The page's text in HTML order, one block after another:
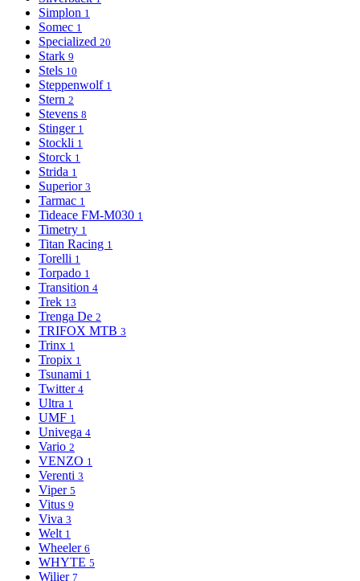
Simplon 1
Somec 1
Specialized 20
Stark 9
Stels 10
Steppenwolf 1
Stern 2
Stevens 8
Stinger 1
Stockli 1
Storck 1
Strida 1
Superior 3
Tarmac 1
Tideace FM-M030 1
Timetry 1
Titan Racing 1
Torelli 1
Torpado 1
Transition 4
Trek 13
Trenga De 2
TRIFOX MTB 3
Trinx 1
Tropix 1
Tsunami 1
Twitter 4
Ultra 1
UMF 1
Univega 4
Vario 2
VENZO 1
Verenti 3
Viper 5
Vitus 9
Viva 3
Welt 1
Wheeler 6
WHYTE 5
Wilier 7